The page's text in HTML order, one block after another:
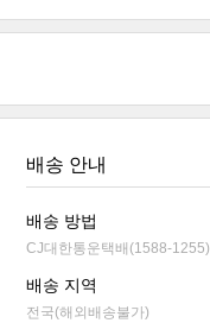
배송 안내
배송 방법
CJ대한통운택배(1588-1255)
배송 지역
전국(해외배송불가)